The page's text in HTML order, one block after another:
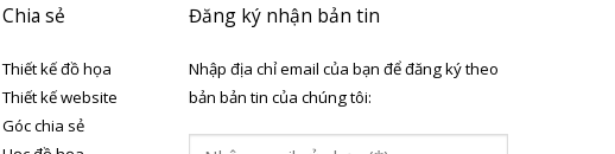
Chia sẻ
Thiết kế đồ họa
Thiết kế website
Góc chia sẻ
Đăng ký nhận bản tin
Nhập địa chỉ email của bạn để đăng ký theo
bản bản tin của chúng tôi: